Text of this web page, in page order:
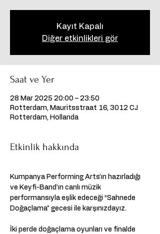
Kayıt Kapalı
Diğer etkinlikleri gör
Saat ve Yer
28 Mar 2025 20:00 – 23:50
Rotterdam, Mauritsstraat 16, 3012 CJ
Rotterdam, Hollanda
Etkinlik hakkında
Kumpanya Performing Arts’ın hazırladığı
ve Keyfi-Band’ın canlı müzik
performansıyla eşlik edeceği “Sahnede
Doğaçlama” gecesi ile karşınızdayız.
İki perde doğaçlama oyunları ve finalde